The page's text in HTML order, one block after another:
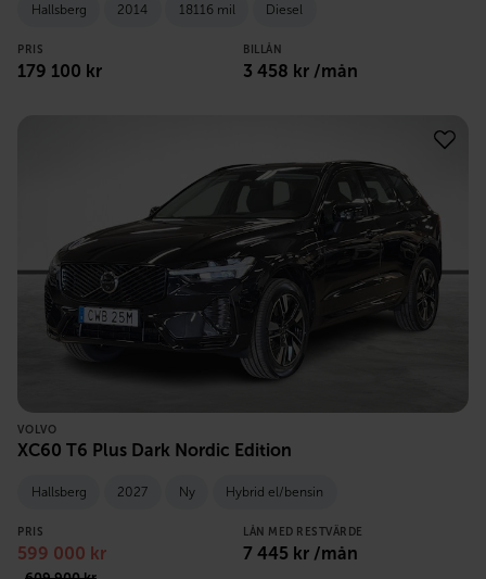
Hallsberg 2014 18116 mil Diesel
PRIS
179 100 kr
BILLÅN
3 458 kr /mån
VOLVO
XC60 T6 Plus Dark Nordic Edition
Hallsberg 2027 Ny Hybrid el/bensin
PRIS
599 000 kr
LÅN MED RESTVÄRDE
7 445 kr /mån